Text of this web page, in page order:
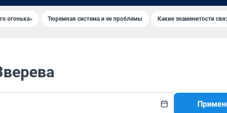
огонька» Тюремная система и ее проблемы Какие знаменитости